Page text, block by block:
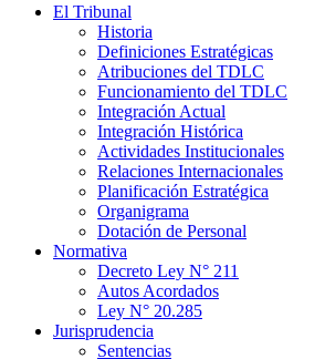
El Tribunal
Historia
Definiciones Estratégicas
Atribuciones del TDLC
Funcionamiento del TDLC
Integración Actual
Integración Histórica
Actividades Institucionales
Relaciones Internacionales
Planificación Estratégica
Organigrama
Dotación de Personal
Normativa
Decreto Ley N° 211
Autos Acordados
Ley N° 20.285
Jurisprudencia
Sentencias